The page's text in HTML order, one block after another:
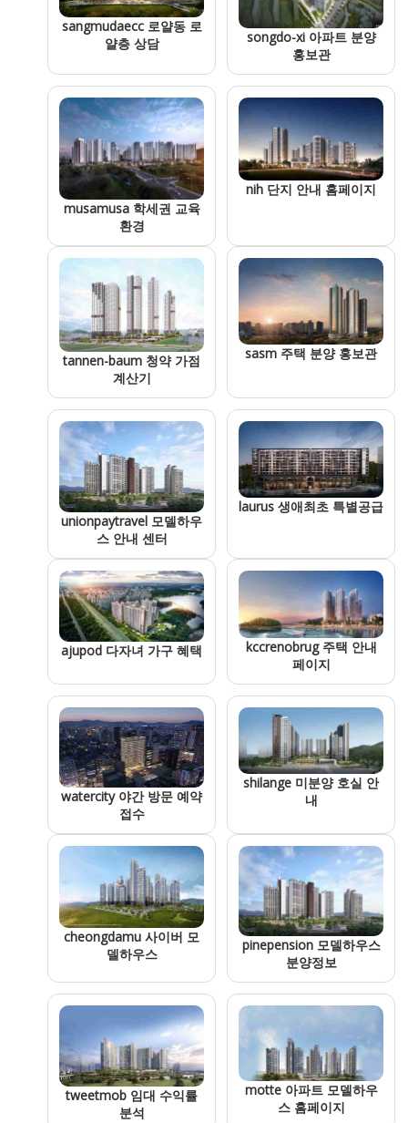
sangmudaecc 로얄동 로
얄층 상담
songdo-xi 아파트 분양
홍보관
musamusa 학세권 교육
환경
nih 단지 안내 홈페이지
tannen-baum 청약 가점
계산기
sasm 주택 분양 홍보관
unionpaytravel 모델하우
스 안내 센터
laurus 생애최초 특별공급
ajupod 다자녀 가구 혜택
kccrenobrug 주택 안내
페이지
watercity 야간 방문 예약
접수
shilange 미분양 호실 안
내
cheongdamu 사이버 모
델하우스
pinepension 모델하우스
분양정보
tweetmob 임대 수익률
분석
motte 아파트 모델하우
스 홈페이지